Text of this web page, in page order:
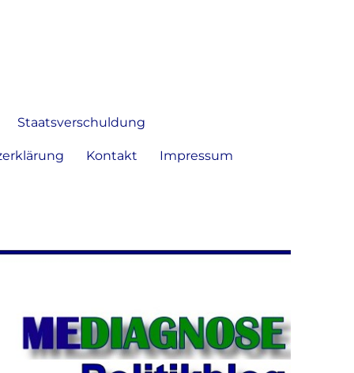
Staatsverschuldung
Kontakt Impressum